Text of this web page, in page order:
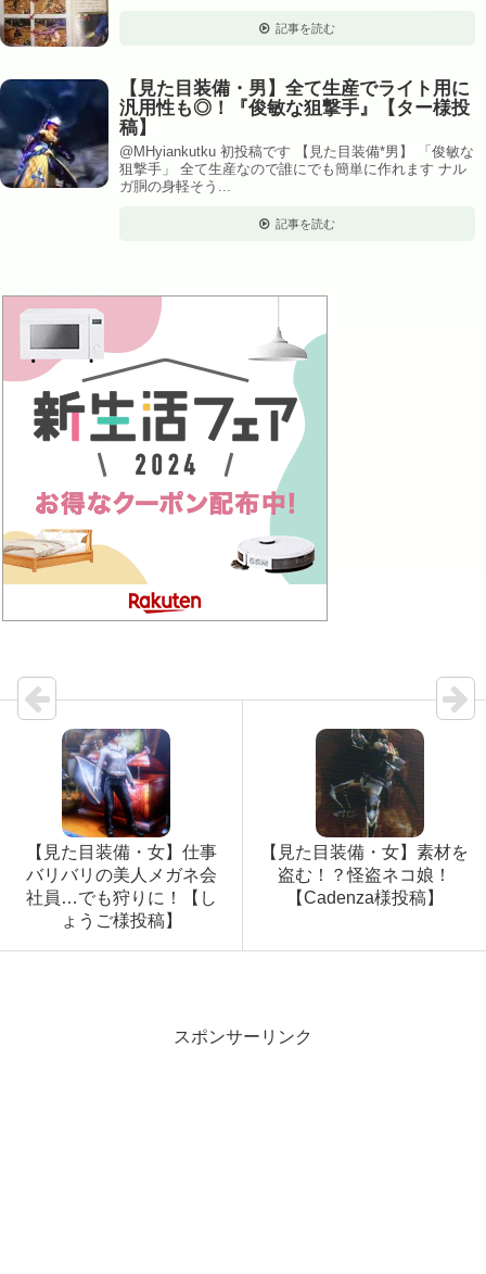
記事を読む
【見た目装備・男】全て生産でライト用に
汎用性も◎！『俊敏な狙撃手』【ター様投
稿】
@MHyiankutku 初投稿です 【見た目装備*男】 「俊敏な
狙撃手」 全て生産なので誰にでも簡単に作れます ナル
ガ胴の身軽そう...
記事を読む
【見た目装備・女】仕事
バリバリの美人メガネ会
社員…でも狩りに！【し
ょうご様投稿】
【見た目装備・女】素材を
盗む！？怪盗ネコ娘！
【Cadenza様投稿】
スポンサーリンク